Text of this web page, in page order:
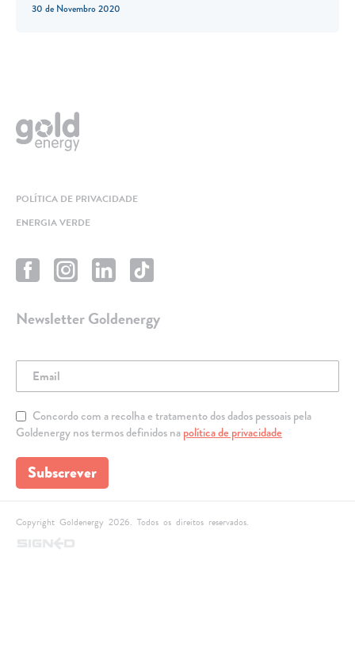
30 de Novembro 2020
POLÍTICA DE PRIVACIDADE
ENERGIA VERDE
Newsletter Goldenergy
Concordo com a recolha e tratamento dos dados pessoais pela
Goldenergy nos termos definidos napolítica de privacidade
Subscrever
Copyright Goldenergy 2026. Todos os direitos reservados.